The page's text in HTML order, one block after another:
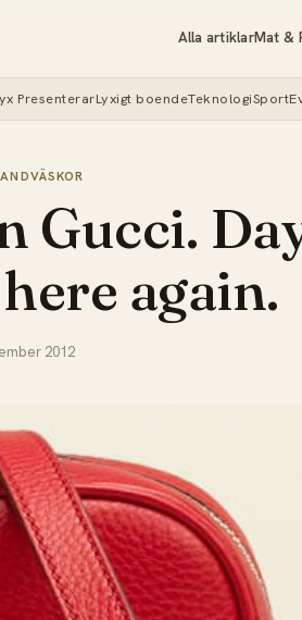
Alla artiklarMat &
PresenterarLyxigt boendeTeknologiSport
Gucci.
again.
2012